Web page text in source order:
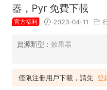
器，Pyr 免費下載
官方福利 2023-04-11
資源類型： 效果器
僅限注冊用戶下載，請先 登